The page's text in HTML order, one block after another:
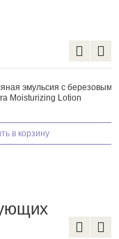
эмульсия с березовым
Lotion
в корзину